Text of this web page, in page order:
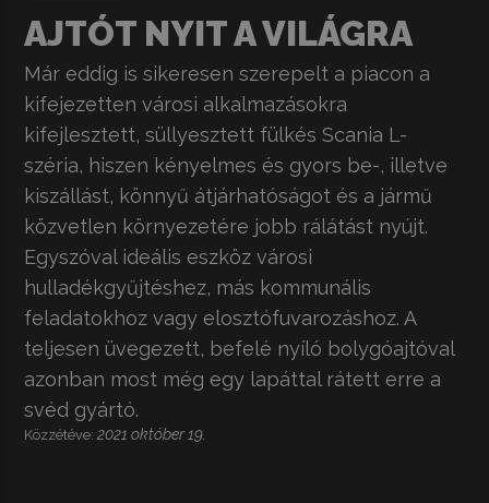
AJTÓT NYIT A VILÁGRA
Már eddig is sikeresen szerepelt a piacon a
kifejezetten városi alkalmazásokra
kifejlesztett, süllyesztett fülkés Scania L-
széria, hiszen kényelmes és gyors be-, illetve
kiszállást, könnyű átjárhatóságot és a jármű
közvetlen környezetére jobb rálátást nyújt.
Egyszóval ideális eszköz városi
hulladékgyűjtéshez, más kommunális
feladatokhoz vagy elosztófuvarozáshoz. A
teljesen üvegezett, befelé nyíló bolygóajtóval
azonban most még egy lapáttal rátett erre a
svéd gyártó.
Közzétéve:2021 október 19.